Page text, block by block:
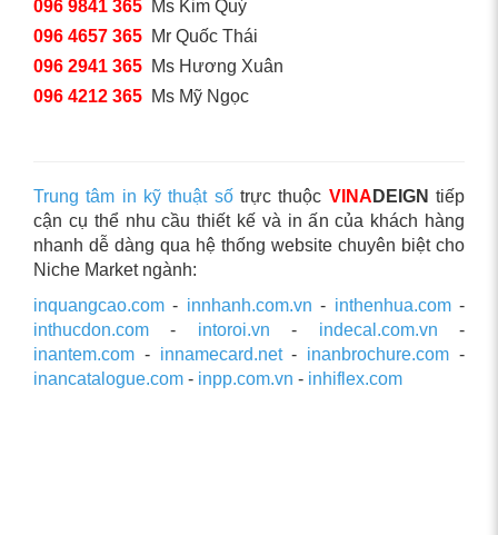
096 9841 365 Ms Kim Quý
096 4657 365 Mr Quốc Thái
096 2941 365 Ms Hương Xuân
096 4212 365 Ms Mỹ Ngọc
Trung tâm in kỹ thuật sốtrực thuộc VINA DEIGN tiếp
cận cụ thể nhu cầu thiết kế và in ấn của khách hàng
nhanh dễ dàng qua hệ thống website chuyên biệt cho
Niche Market ngành:
inquangcao.com - innhanh.com.vn - inthenhua.com-
inthucdon.com - intoroi.vn - indecal.com.vn -
inantem.com - innamecard.net- inanbrochure.com -
inancatalogue.com - inpp.com.vn - inhiflex.com